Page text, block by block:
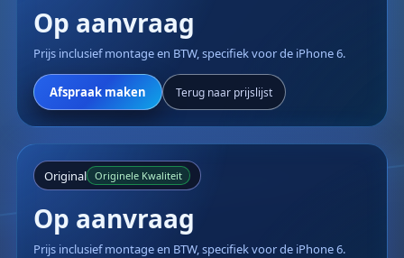
Op aanvraag
Prijs inclusief montage en BTW, specifiek voor de iPhone 6.
Afspraak maken Terug naar prijslijst
Original Originele Kwaliteit
Op aanvraag
Prijs inclusief montage en BTW, specifiek voor de iPhone 6.